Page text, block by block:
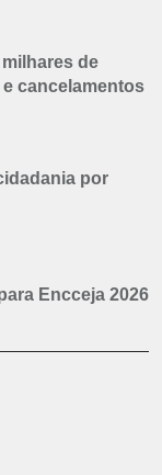
de
cancelamentos
por
Encceja 2026